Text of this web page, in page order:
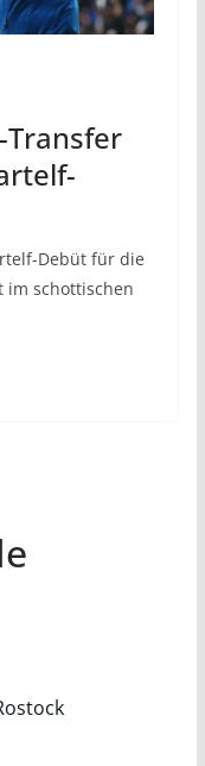
Transfer
Debüt für die
im schottischen